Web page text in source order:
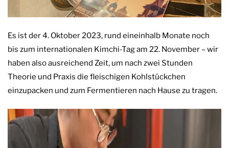
Es ist der 4. Oktober 2023, rund eineinhalb Monate noch
bis zum internationalen Kimchi-Tag am 22. November – wir
haben also ausreichend Zeit, um nach zwei Stunden
Theorie und Praxis die fleischigen Kohlstückchen
einzupacken und zum Fermentieren nach Hause zu tragen.